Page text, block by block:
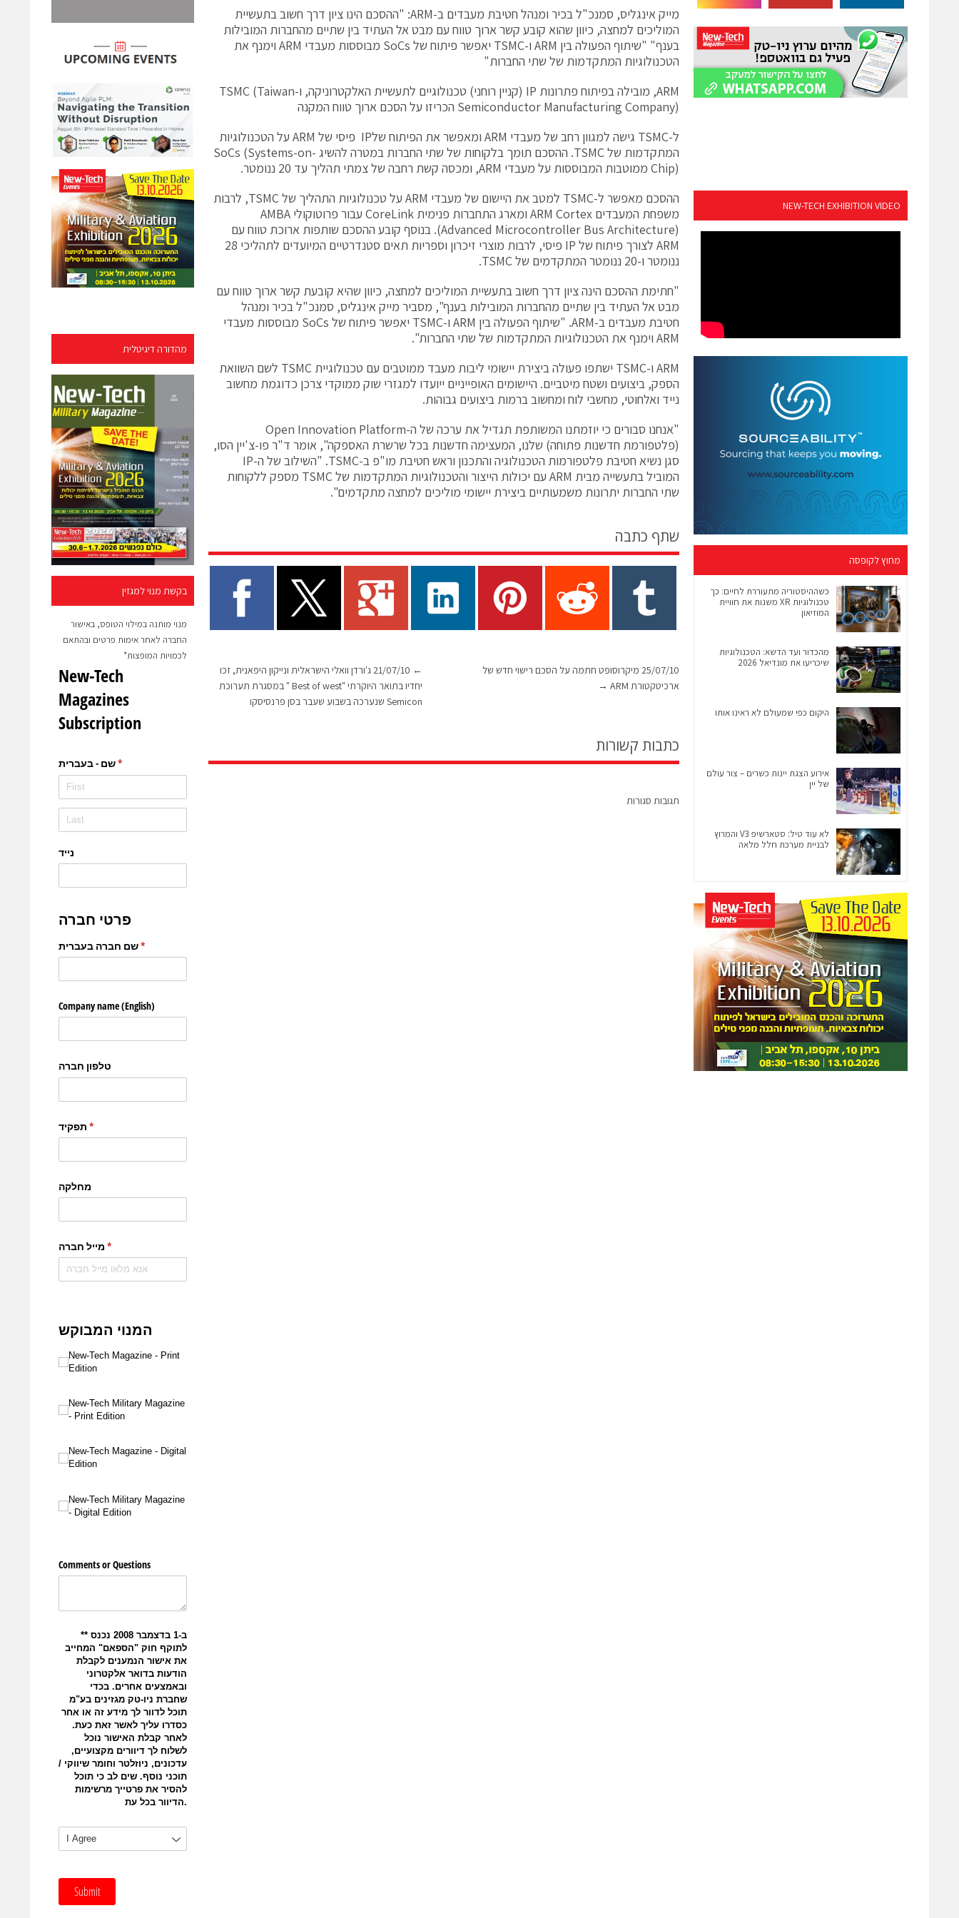
מהדורה דיגיטלית
בקשת מנוי למגזין
מנוי מותנה במילוי הטופס, באישור
החברה לאחר אימות פרטים ובהתאם
לכמויות המופצות*
מייק אינגליס, סמנכ"ל בכיר ומנהל חטיבת מעבדים ב-ARM: "ההסכם הינו ציון דרך חשוב בתעשיית
המוליכים למחצה, כיוון שהוא קובע קשר ארוך טווח עם מבט אל העתיד בין שתיים מהחברות המובילות
בענף" "שיתוף הפעולה בין ARM ו-TSMC יאפשר פיתוח של SoCs מבוססות מעבדי ARM וימנף את
הטכנולוגיות המתקדמות של שתי החברות"
ARM, מובילה בפיתוח פתרונות IP (קניין רוחני) טכנולוגיים לתעשיית האלקטרוניקה, ו-TSMC (Taiwan
Semiconductor Manufacturing Company) הכריזו על הסכם ארוך טווח המקנה
ל-TSMC גישה למגוון רחב של מעבדי ARM ומאפשר את הפיתוח שלIP פיסי של ARM על הטכנולוגיות
המתקדמות של TSMC. ההסכם תומך בלקוחות של שתי החברות במטרה להשיג SoCs (Systems-on-
Chip) ממוטבות המבוססות על מעבדי ARM, ומכסה קשת רחבה של צמתי תהליך עד 20 ננומטר.
ההסכם מאפשר ל-TSMC למטב את היישום של מעבדי ARM על טכנולוגיות התהליך של TSMC, לרבות
משפחת המעבדים ARM Cortex ומארג התחברות פנימית CoreLink עבור פרוטוקולי AMBA
(Advanced Microcontroller Bus Architecture). בנוסף קובע ההסכם שותפות ארוכת טווח עם
ARM לצורך פיתוח של IP פיסי, לרבות מוצרי זיכרון וספריות תאים סטנדרטיים המיועדים לתהליכי 28
ננומטר ו-20 ננומטר המתקדמים של TSMC.
"חתימת ההסכם הינה ציון דרך חשוב בתעשיית המוליכים למחצה, כיוון שהיא קובעת קשר ארוך טווח עם
מבט אל העתיד בין שתיים מהחברות המובילות בענף", מסביר מייק אינגליס, סמנכ"ל בכיר ומנהל
חטיבת מעבדים ב-ARM. "שיתוף הפעולה בין ARM ו-TSMC יאפשר פיתוח של SoCs מבוססות מעבדי
ARM וימנף את הטכנולוגיות המתקדמות של שתי החברות".
ARM ו-TSMC ישתפו פעולה ביצירת יישומי ליבות מעבד ממוטבים עם טכנולוגיית TSMC לשם השוואת
הספק, ביצועים ושטח מיטביים. היישומים האופייניים ייועדו למגזרי שוק ממוקדי צרכן כדוגמת מחשוב
נייד ואלחוטי, מחשבי לוח ומחשוב ברמות ביצועים גבוהות.
"אנחנו סבורים כי יוזמתנו המשותפת תגדיל את ערכה של ה-Open Innovation Platform
(פלטפורמת חדשנות פתוחה) שלנו, המעצימה חדשנות בכל שרשרת האספקה", אומר ד"ר פו-צ'יין הסו,
סגן נשיא חטיבת פלטפורמות הטכנולוגיה והתכנון וראש חטיבת מו"פ ב-TSMC. "השילוב של ה-IP
המוביל בתעשייה מבית ARM עם יכולות הייצור והטכנולוגיות המתקדמות של TSMC מספק ללקוחות
שתי החברות יתרונות משמעותיים ביצירת יישומי מוליכים למחצה מתקדמים".
שתף כתבה
←
21/07/10 ג'ורדן וואלי הישראלית ונייקון היפאנית, זכו
יחדיו בתואר היוקרתי "Best of west " במסגרת תערוכת
Semicon שנערכה בשבוע שעבר בסן פרנסיסקו
25/07/10 מיקרוסופט חתמה על הסכם רישוי חדש של
ארכיטקטורת ARM
→
כתבות קשורות
תגובות סגורות
NEW-TECH EXHIBITION VIDEO
מחוץ לקופסה
כשההיסטוריה מתעוררת לחיים: כך
טכנולוגיות XR משנות את חוויית
המוזיאון
מהכדור ועד הדשא: הטכנולוגיות
שיכריעו את מונדיאל 2026
היקום כפי שמעולם לא ראינו אותו
אירוע הצגת יינות כשרים – צור עולם
של יין
לא עוד טיל: סטארשיפ V3 והמרוץ
לבניית מערכת חלל מלאה